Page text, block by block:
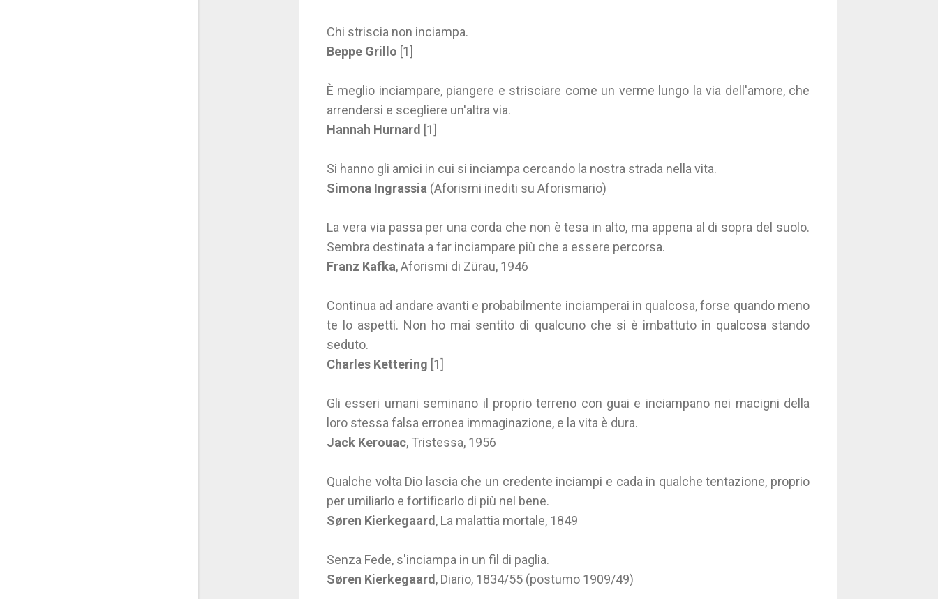
Chi striscia non inciampa.
Beppe Grillo [1]
È meglio inciampare, piangere e strisciare come un verme lungo la via dell'amore, che
arrendersi e scegliere un'altra via.
Hannah Hurnard [1]
Si hanno gli amici in cui si inciampa cercando la nostra strada nella vita.
Simona Ingrassia (Aforismi inediti su Aforismario)
La vera via passa per una corda che non è tesa in alto, ma appena al di sopra del suolo.
Sembra destinata a far inciampare più che a essere percorsa.
Franz Kafka, Aforismi di Zürau, 1946
Continua ad andare avanti e probabilmente inciamperai in qualcosa, forse quando meno
te lo aspetti. Non ho mai sentito di qualcuno che si è imbattuto in qualcosa stando
seduto.
Charles Kettering [1]
Gli esseri umani seminano il proprio terreno con guai e inciampano nei macigni della
loro stessa falsa erronea immaginazione, e la vita è dura.
Jack Kerouac, Tristessa, 1956
Qualche volta Dio lascia che un credente inciampi e cada in qualche tentazione, proprio
per umiliarlo e fortificarlo di più nel bene.
Søren Kierkegaard , La malattia mortale, 1849
Senza Fede, s'inciampa in un fìl di paglia.
Søren Kierkegaard , Diario, 1834/55 (postumo 1909/49)